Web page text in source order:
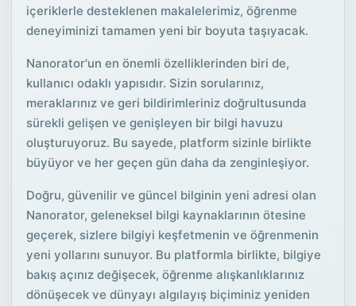
içeriklerle desteklenen makalelerimiz, öğrenme
deneyiminizi tamamen yeni bir boyuta taşıyacak.
Nanorator'un en önemli özelliklerinden biri de,
kullanıcı odaklı yapısıdır. Sizin sorularınız,
meraklarınız ve geri bildirimleriniz doğrultusunda
sürekli gelişen ve genişleyen bir bilgi havuzu
oluşturuyoruz. Bu sayede, platform sizinle birlikte
büyüyor ve her geçen gün daha da zenginleşiyor.
Doğru, güvenilir ve güncel bilginin yeni adresi olan
Nanorator, geleneksel bilgi kaynaklarının ötesine
geçerek, sizlere bilgiyi keşfetmenin ve öğrenmenin
yeni yollarını sunuyor. Bu platformla birlikte, bilgiye
bakış açınız değişecek, öğrenme alışkanlıklarınız
dönüşecek ve dünyayı algılayış biçiminiz yeniden